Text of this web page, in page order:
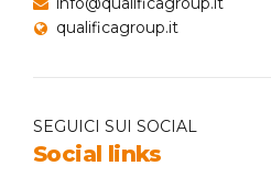
qualificagroup.it
SEGUICI SUI SOCIAL
Social links